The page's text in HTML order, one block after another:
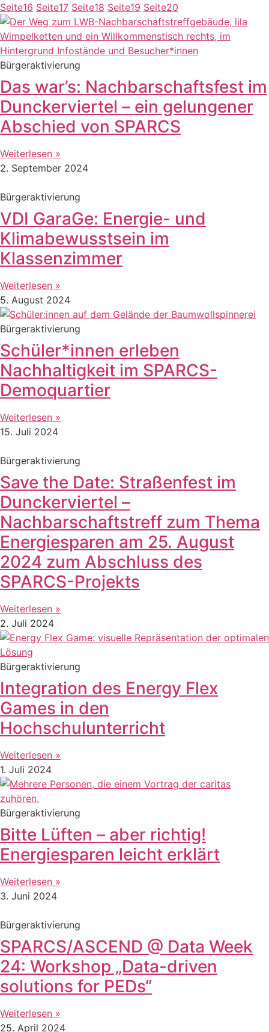
Seite16 Seite17 Seite18 Seite19 Seite20
Bürgeraktivierung
Das war’s: Nachbarschaftsfest im
Dunckerviertel – ein gelungener
Abschied von SPARCS
Weiterlesen »
2. September 2024
Bürgeraktivierung
VDI GaraGe: Energie- und
Klimabewusstsein im
Klassenzimmer
Weiterlesen »
5. August 2024
Bürgeraktivierung
Schüler*innen erleben
Nachhaltigkeit im SPARCS-
Demoquartier
Weiterlesen »
15. Juli 2024
Bürgeraktivierung
Save the Date: Straßenfest im
Dunckerviertel –
Nachbarschaftstreff zum Thema
Energiesparen am 25. August
2024 zum Abschluss des
SPARCS-Projekts
Weiterlesen »
2. Juli 2024
Bürgeraktivierung
Integration des Energy Flex
Games in den
Hochschulunterricht
Weiterlesen »
1. Juli 2024
Bürgeraktivierung
Bitte Lüften – aber richtig!
Energiesparen leicht erklärt
Weiterlesen »
3. Juni 2024
Bürgeraktivierung
SPARCS/ASCEND @ Data Week
24: Workshop „Data-driven
solutions for PEDs“
Weiterlesen »
25. April 2024